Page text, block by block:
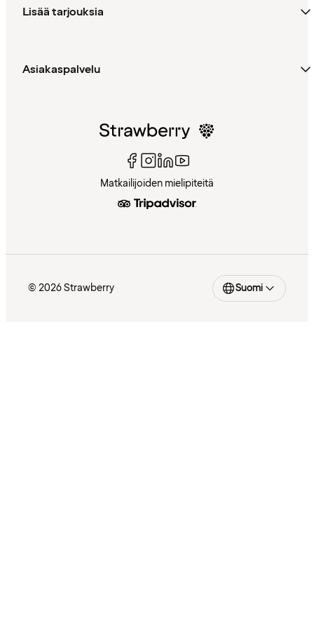
Lisää tarjouksia
Asiakaspalvelu
Matkailijoiden mielipiteitä
© 2026 Strawberry Suomi